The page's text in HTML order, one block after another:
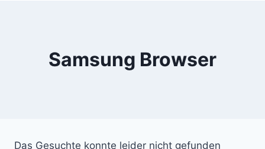
Samsung Browser
Das Gesuchte konnte leider nicht gefunden